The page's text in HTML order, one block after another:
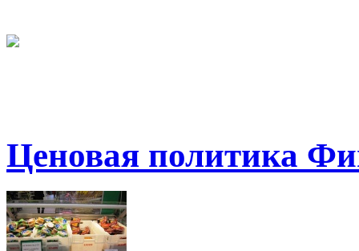
Ценовая политика